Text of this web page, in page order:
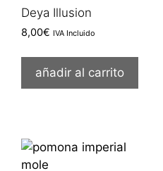
Deya Illusion
8,00€ IVA Incluido
añadir al carrito